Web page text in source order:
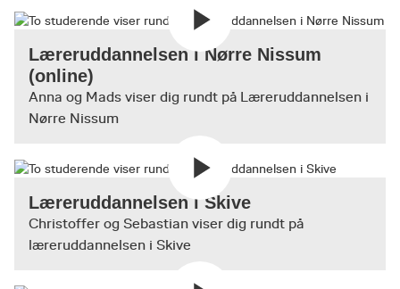
Læreruddannelsen i Nørre Nissum
(online)
Anna og Mads viser dig rundt på Læreruddannelsen i
Nørre Nissum
Læreruddannelsen i Skive
Christoffer og Sebastian viser dig rundt på
læreruddannelsen i Skive